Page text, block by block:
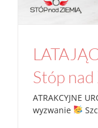
Stóp
ATRAKCYJNE
wyzwanie